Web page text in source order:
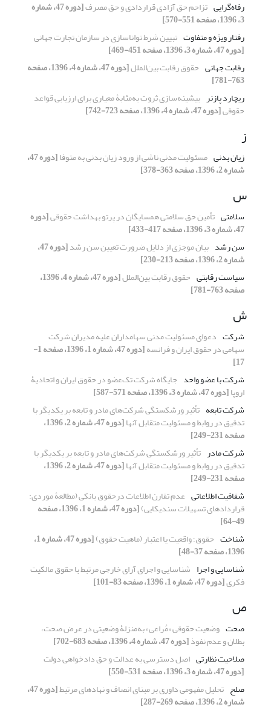
رفاه‌گرایی تزاحم حق آزادی قراردادی و حق مصرف [دوره 47، شماره
3، 1396، صفحه 551-570]
رفتار ویژه و متفاوت تبیین شرط تواناسازی در سازمان تجارت جهانی
[دوره 47، شماره 3، 1396، صفحه 451-469]
رقابت جهانی حقوق رقابت بین‌الملل [دوره 47، شماره 4، 1396، صفحه
763-781]
ریچارد پازنر بیشینه‌سازی ثروت به‌مثابۀ معیاری برای ارزیابی قواعد
حقوقی[دوره 47، شماره 4، 1396، صفحه 723-742]
ز
زیان بدنی مسئولیت مدنی ناشی از ورود زیان بدنی به متوفا [دوره 47،
شماره 2، 1396، صفحه 363-378]
س
سلامتی تأمین حق سلامتی همسایگان در پرتو بهداشت حقوقی[دوره
47، شماره 3، 1396، صفحه 417-433]
سن رشد بیان موجزی از دلایل ضرورت تعیین سن رشد [دوره 47،
شماره 2، 1396، صفحه 213-230]
سیاست رقابتی حقوق رقابت بین‌الملل [دوره 47، شماره 4، 1396،
صفحه 763-781]
ش
شرکت دعوای مسئولیت مدنی سهامداران علیه مدیران شرکت
سهامی در حقوق ایران و فرانسه [دوره 47، شماره 1، 1396، صفحه 1-
17]
شرکت با عضو واحد جایگاه شرکت تک‌عضو در حقوق ایران و اتحادیۀ
اروپا[دوره 47، شماره 3، 1396، صفحه 571-587]
شرکت تابعه تأثیر ورشکستگی شرکت‌های مادر و تابعه بر یکدیگر با
تدقیق در روابط و مسئولیت متقابل آنها [دوره 47، شماره 2، 1396،
صفحه 231-249]
شرکت مادر تأثیر ورشکستگی شرکت‌های مادر و تابعه بر یکدیگر با
تدقیق در روابط و مسئولیت متقابل آنها [دوره 47، شماره 2، 1396،
صفحه 231-249]
شفافیت اطلاعاتی عدم تقارن اطلاعات درحقوق بانکی (مطالعۀ موردی:
قراردادهای تسهیلات سندیکایی) [دوره 47، شماره 1، 1396، صفحه
49-64]
شناخت حقوق؛ واقعیت یا اعتبار (ماهیت حقوق) [دوره 47، شماره 1،
1396، صفحه 37-48]
شناسایی و اجرا شناسایی و اجرای آرای خارجی مرتبط با حقوق مالکیت
فکری[دوره 47، شماره 1، 1396، صفحه 83-101]
ص
صحت وضعیت حقوقی «مُراعی» به‌منزلۀ وضعیتی در عرض صحت،
بطلان و عدم نفوذ[دوره 47، شماره 4، 1396، صفحه 683-702]
صلاحیت نظارتی اصل دسترسی به عدالت و حق دادخواهی دولت
[دوره 47، شماره 3، 1396، صفحه 531-550]
صلح تحلیل مفهومی داوری بر مبنای انصاف و نهادهای مرتبط [دوره 47،
شماره 2، 1396، صفحه 269-287]